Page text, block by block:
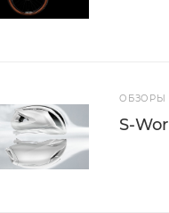
ОБЗОРЫ
S-